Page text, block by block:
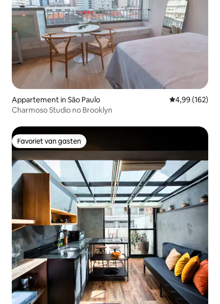
Appartement in São Paulo Gemiddelde
4,99 (162)
Charmoso Studio no Brooklyn
Favoriet van gasten
Favoriet van gasten